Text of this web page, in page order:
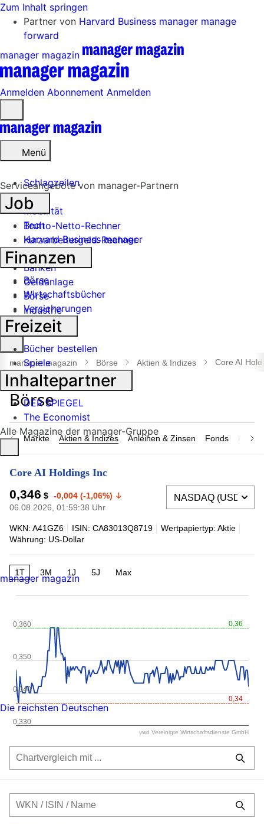
Zum Inhalt springen
Partner von Harvard Business manager manage
forward
manager magazin
Anmelden Abonnement Anmelden
öffnen
Menü
Schlagzeilen
Mobilität
Tech
Harvard Business manager
Handel
Banken
Geldanlage
Börse
Industrie
Suche
öffnen
manager magazin Börse Aktien & Indizes Core AI
Märkte Aktien & Indizes Anleihen & Zinsen Fonds
Core AI Holdings Inc
0,346 $ -0,004 (-1,06%)
06.08.2026, 01:59:38 Uhr
WKN: A41GZ6 ISIN: CA83013Q8719
Wertpapiertyp: Aktie
Währung: US-Dollar
1T 3M 1J 5J Max
0,36
0,34
0,330
0,340
0,350
0,360
vwd Vereinigte Wirtschaftsdienste GmbH
Serviceangebote von manager-Partnern
Job
Brutto-Netto-Rechner
Kurzarbeitergeld-Rechner
Finanzen
Börse
Wirtschaftsbücher
Versicherungen
Freizeit
Bücher bestellen
Spiele
Inhaltepartner
DER SPIEGEL
The Economist
Alle Magazine der manager-Gruppe
manager magazin
Die reichsten Deutschen